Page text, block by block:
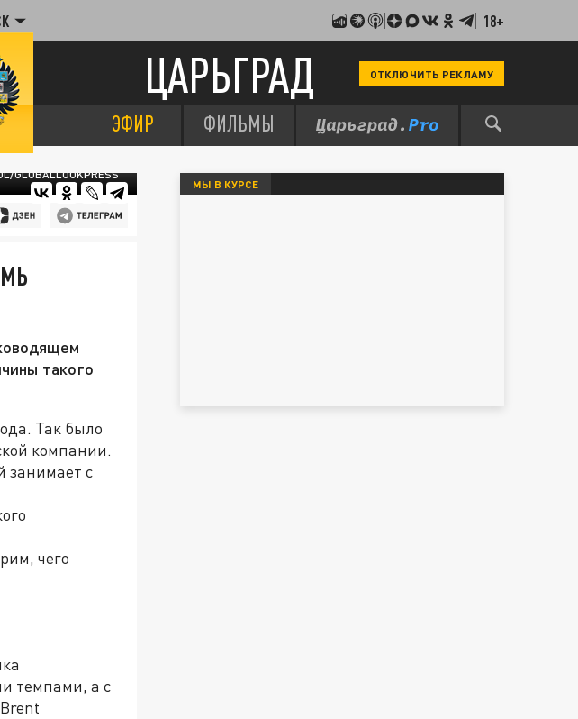
18+
ЦАРЬГРАД ОТКЛЮЧИТЬ РЕКЛАМУ
ЭФИР ФИЛЬМЫ
GLOBALLOOKPRESS
такого
Так было
компании.
занимает с
чего
темпами, а с
МЫ В КУРСЕ